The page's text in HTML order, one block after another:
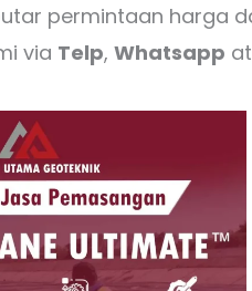
permintaan harga
via Telp, Whatsapp